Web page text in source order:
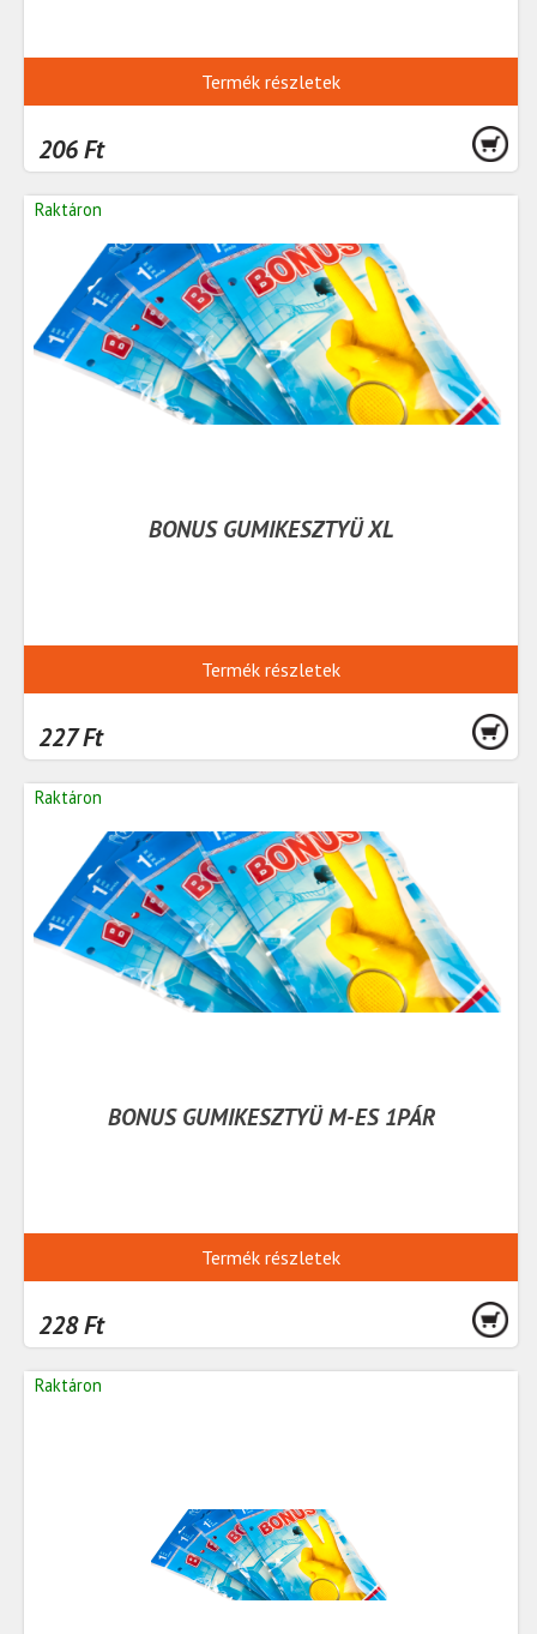
Termék részletek
206 Ft
Raktáron
BONUS GUMIKESZTYÜ XL
Termék részletek
227 Ft
Raktáron
BONUS GUMIKESZTYÜ M-ES 1PÁR
Termék részletek
228 Ft
Raktáron